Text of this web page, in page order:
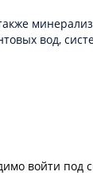
вод,
войти под